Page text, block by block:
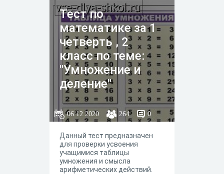
Тест по
математике за 1
четверть , 2
класс по теме:
"Умножение и
деление"
06.12.2020 264 0
Данный тест предназначен
для проверки усвоения
учащимися таблицы
умножения и смысла
арифметических действий.